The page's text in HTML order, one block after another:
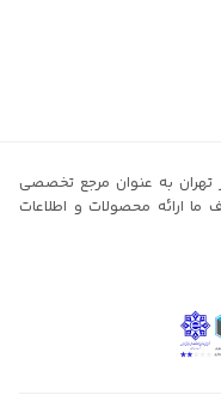
تهران به عنوان مرجع تخصصی
ارائه محصولات و اطلاعات